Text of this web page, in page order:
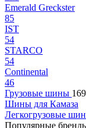
Emerald Greckster
85
IST
54
STARCO
54
Continental
46
Грузовые шины
Шины для Камаза
Легкогрузовые
Популярные